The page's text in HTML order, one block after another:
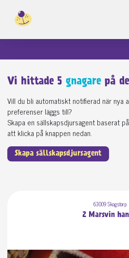
Vi hittade 5 gnagare på
Vill du bli automatiskt notifierad när nya
preferenser läggs till?
Skapa en sällskapsdjursagent baserat
att klicka på knappen nedan.
Skapa sällskapsdjursagent
63009 Skogstorp
2 Marsvin